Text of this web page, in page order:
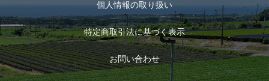
お茶のギフト
おすすめのお茶
お茶に合うスイーツ
ログイン
ログアウト
個人情報の取り扱い
特定商取引法に基づく表示
お問い合わせ